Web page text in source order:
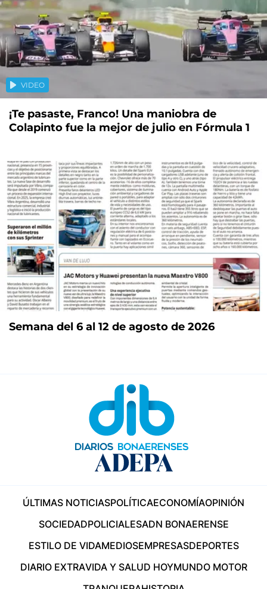
VIDEO
¡Te pasaste, Franco! Una maniobra de
Colapinto fue la mejor de julio en Fórmula 1
Semana del 6 al 12 de agosto de 2026
ÚLTIMAS NOTICIASPOLÍTICAECONOMÍAOPINIÓN
SOCIEDADPOLICIALESADN BONAERENSE
ESTILO DE VIDAMEDIOSEMPRESASDEPORTES
DIARIO EXTRAVIDA Y SALUD HOYMUNDO MOTOR